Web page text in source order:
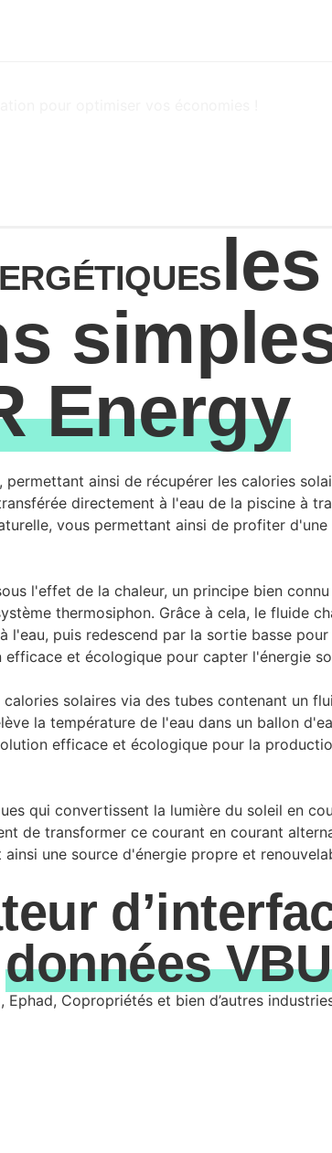
les
Energy
ainsi de récupérer les calories
directement à l'eau de la piscine à
vous permettant ainsi de profiter d'une
l'effet de la chaleur, un principe bien
thermosiphon. Grâce à cela, le fluide
l'eau, puis redescend par la sortie basse pour
et écologique pour capter l'énergie
solaires via des tubes contenant un
la température de l'eau dans un ballon
efficace et écologique pour la
qui convertissent la lumière du soleil en
de transformer ce courant en courant
une source d'énergie propre et
données
Copropriétés et bien d’autres